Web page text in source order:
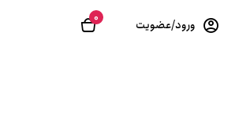
0 ورود/عضویت